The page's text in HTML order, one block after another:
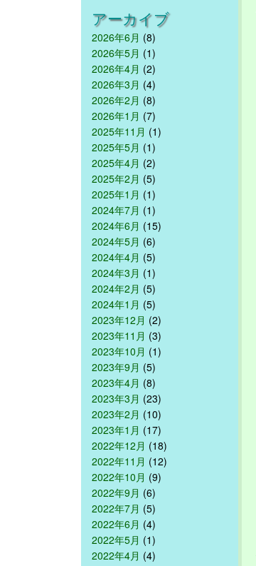
アーカイブ
2026年6月 (8)
2026年5月 (1)
2026年4月 (2)
2026年3月 (4)
2026年2月 (8)
2026年1月 (7)
2025年11月 (1)
2025年5月 (1)
2025年4月 (2)
2025年2月 (5)
2025年1月 (1)
2024年7月 (1)
2024年6月 (15)
2024年5月 (6)
2024年4月 (5)
2024年3月 (1)
2024年2月 (5)
2024年1月 (5)
2023年12月 (2)
2023年11月 (3)
2023年10月 (1)
2023年9月 (5)
2023年4月 (8)
2023年3月 (23)
2023年2月 (10)
2023年1月 (17)
2022年12月 (18)
2022年11月 (12)
2022年10月 (9)
2022年9月 (6)
2022年7月 (5)
2022年6月 (4)
2022年5月 (1)
2022年4月 (4)